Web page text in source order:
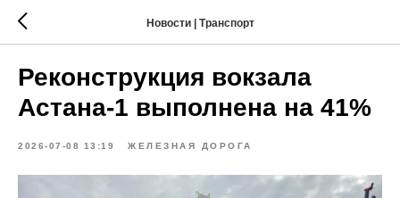
Новости | Транспорт
Реконструкция вокзала
Астана-1 выполнена на 41%
2026-07-08 13:19 ЖЕЛЕЗНАЯ ДОРОГА